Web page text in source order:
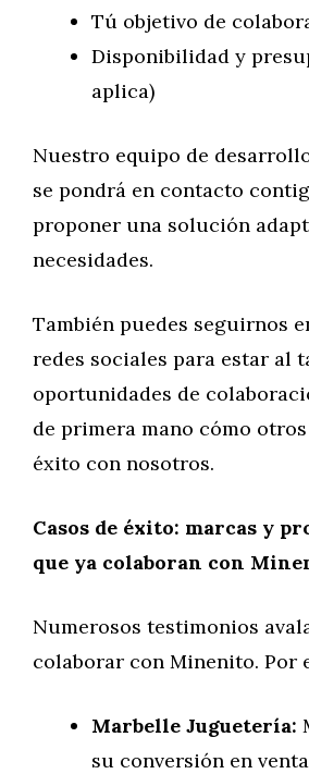
Tú objetivo de
Disponibilidad y
aplica)
Nuestro equipo de
se pondrá en contacto
proponer una solución
necesidades.
También puedes seguirnos
redes sociales para estar al
oportunidades de
de primera mano cómo
éxito con nosotros.
Casos de éxito: marcas y
que ya colaboran con
Numerosos testimonios
colaborar con Minenito. Por
Marbelle Juguetería:
su conversión en